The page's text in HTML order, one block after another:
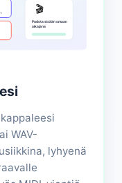
🎬
Pudota sisään omaan
aikajana
WAV-
lyhyenä